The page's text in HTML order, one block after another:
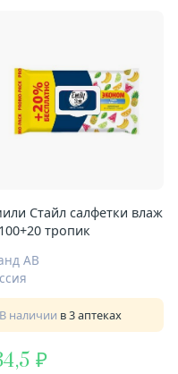
Стайл салфетки влаж
тропик
АВ
В наличии в 3 аптеках